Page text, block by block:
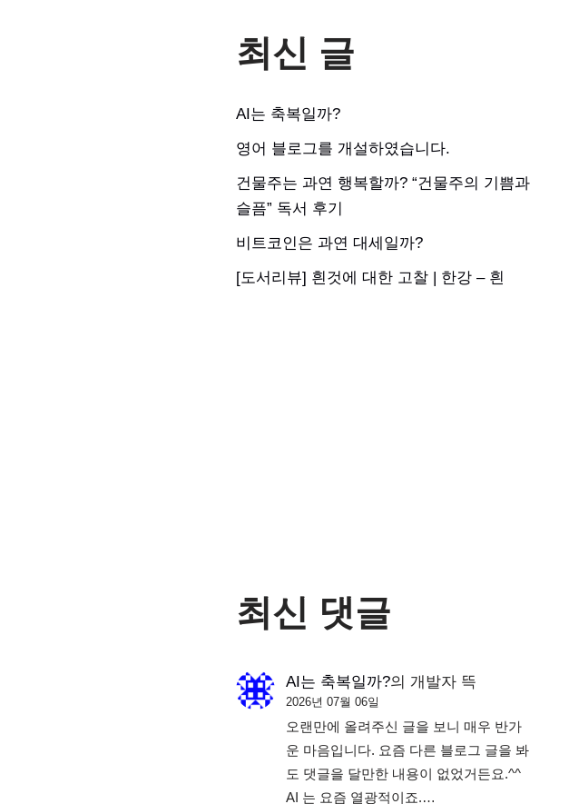
최신 글
AI는 축복일까?
영어 블로그를 개설하였습니다.
건물주는 과연 행복할까? “건물주의 기쁨과
슬픔” 독서 후기
비트코인은 과연 대세일까?
[도서리뷰] 흰것에 대한 고찰 | 한강 – 흰
최신 댓글
AI는 축복일까?의 개발자 뜩
2026년 07월 06일
오랜만에 올려주신 글을 보니 매우 반가
운 마음입니다. 요즘 다른 블로그 글을 봐
도 댓글을 달만한 내용이 없었거든요.^^
AI 는 요즘 열광적이죠.…